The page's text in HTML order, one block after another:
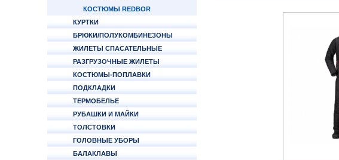
КОСТЮМЫ REDBOR
КУРТКИ
БРЮКИ/ПОЛУКОМБИНЕЗОНЫ
ЖИЛЕТЫ СПАСАТЕЛЬНЫЕ
РАЗГРУЗОЧНЫЕ ЖИЛЕТЫ
КОСТЮМЫ-ПОПЛАВКИ
ПОДКЛАДКИ
ТЕРМОБЕЛЬЕ
РУБАШКИ И МАЙКИ
ТОЛСТОВКИ
ГОЛОВНЫЕ УБОРЫ
БАЛАКЛАВЫ